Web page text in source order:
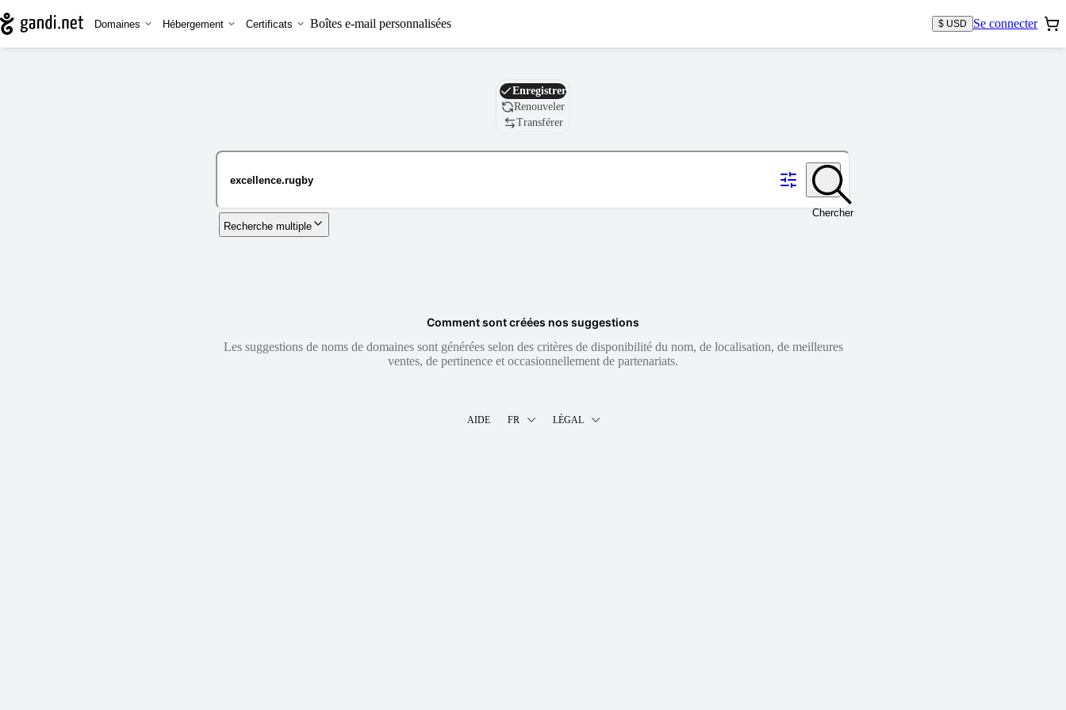
Domaines Hébergement Certificats Boîtes e-mail personnalisées $ USD Se connecter
Nom de domaine
Enregistrer
Renouveler
Transférer
Chercher
Recherche multiple
Comment sont créées nos suggestions
Les suggestions de noms de domaines sont générées selon des critères de disponibilité du nom, de localisation, de meilleures
ventes, de pertinence et occasionnellement de partenariats.
AIDE FR LÉGAL